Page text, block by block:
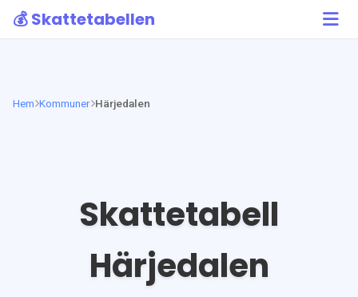
💰 Skattetabellen
Hem Kommuner Härjedalen
Skattetabell
Härjedalen